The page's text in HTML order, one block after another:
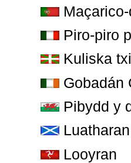
Piro-piro
Kuliska
Gobadán
Pibydd y
Luatharan
Looyran